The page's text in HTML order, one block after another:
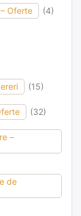
Oferte (4)
(15)
(32)
–
de